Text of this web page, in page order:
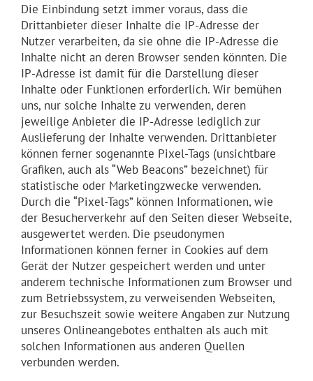
Die Einbindung setzt immer voraus, dass die
Drittanbieter dieser Inhalte die IP-Adresse der
Nutzer verarbeiten, da sie ohne die IP-Adresse die
Inhalte nicht an deren Browser senden könnten. Die
IP-Adresse ist damit für die Darstellung dieser
Inhalte oder Funktionen erforderlich. Wir bemühen
uns, nur solche Inhalte zu verwenden, deren
jeweilige Anbieter die IP-Adresse lediglich zur
Auslieferung der Inhalte verwenden. Drittanbieter
können ferner sogenannte Pixel-Tags (unsichtbare
Grafiken, auch als “Web Beacons” bezeichnet) für
statistische oder Marketingzwecke verwenden.
Durch die “Pixel-Tags” können Informationen, wie
der Besucherverkehr auf den Seiten dieser Webseite,
ausgewertet werden. Die pseudonymen
Informationen können ferner in Cookies auf dem
Gerät der Nutzer gespeichert werden und unter
anderem technische Informationen zum Browser und
zum Betriebssystem, zu verweisenden Webseiten,
zur Besuchszeit sowie weitere Angaben zur Nutzung
unseres Onlineangebotes enthalten als auch mit
solchen Informationen aus anderen Quellen
verbunden werden.